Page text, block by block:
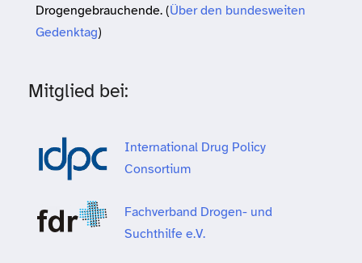
Drogengebrauchende. (Über den bundesweiten
Gedenktag)
Mitglied bei:
International Drug Policy
Consortium
Fachverband Drogen- und
Suchthilfe e.V.